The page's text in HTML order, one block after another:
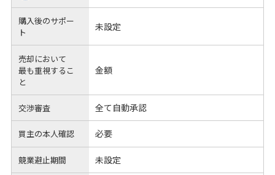
購入後のサポー
ト
未設定
売却において
最も重視するこ
と
金額
交渉審査 全て自動承認
買主の本人確認 必要
競業避止期間 未設定